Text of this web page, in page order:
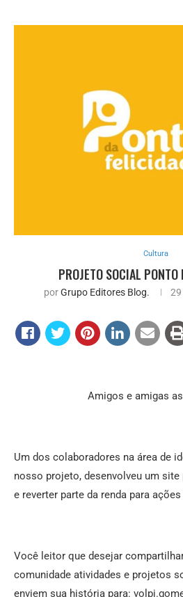
Cultura
PROJETO SOCIAL PONTO
porGrupo Editores Blog. 29
Amigos e amigas
Um dos colaboradores na área de
nosso projeto, desenvolveu um
e reverter parte da renda para
Você leitor que desejar
comunidade atividades e projetos
enviem sua história para: